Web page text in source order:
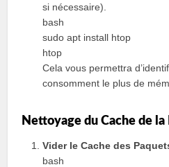
si nécessaire).
bash
sudo apt install htop
htop
Cela vous permettra
consomment le plus de
Nettoyage du Cache de la
Vider le Cache des
bash